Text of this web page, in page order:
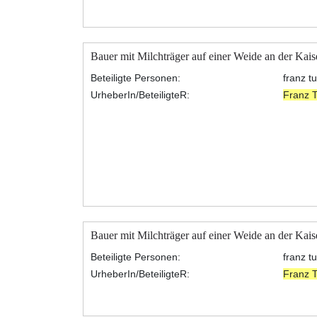
Bauer mit Milchträger auf einer Weide an der
Beteiligte Personen:
franz
UrheberIn/BeteiligteR:
Franz
Bauer mit Milchträger auf einer Weide an der
Beteiligte Personen:
franz
UrheberIn/BeteiligteR:
Franz